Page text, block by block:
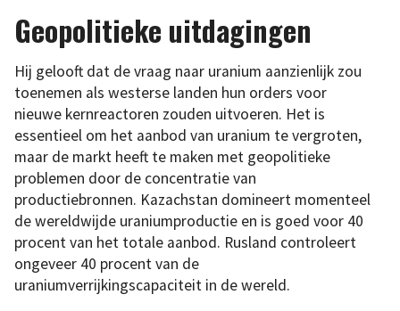
Geopolitieke uitdagingen
Hij gelooft dat de vraag naar uranium aanzienlijk zou
toenemen als westerse landen hun orders voor
nieuwe kernreactoren zouden uitvoeren. Het is
essentieel om het aanbod van uranium te vergroten,
maar de markt heeft te maken met geopolitieke
problemen door de concentratie van
productiebronnen. Kazachstan domineert momenteel
de wereldwijde uraniumproductie en is goed voor 40
procent van het totale aanbod. Rusland controleert
ongeveer 40 procent van de
uraniumverrijkingscapaciteit in de wereld.